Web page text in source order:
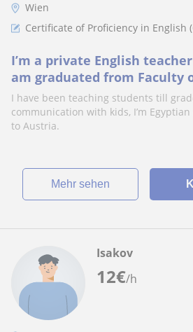
Wien
Certificate of Proficiency in English
I’m a private English
am graduated from Faculty
department.
I have been teaching students till
communication with kids, I’m
to Austria.
Mehr sehen
12€/h
Isakov